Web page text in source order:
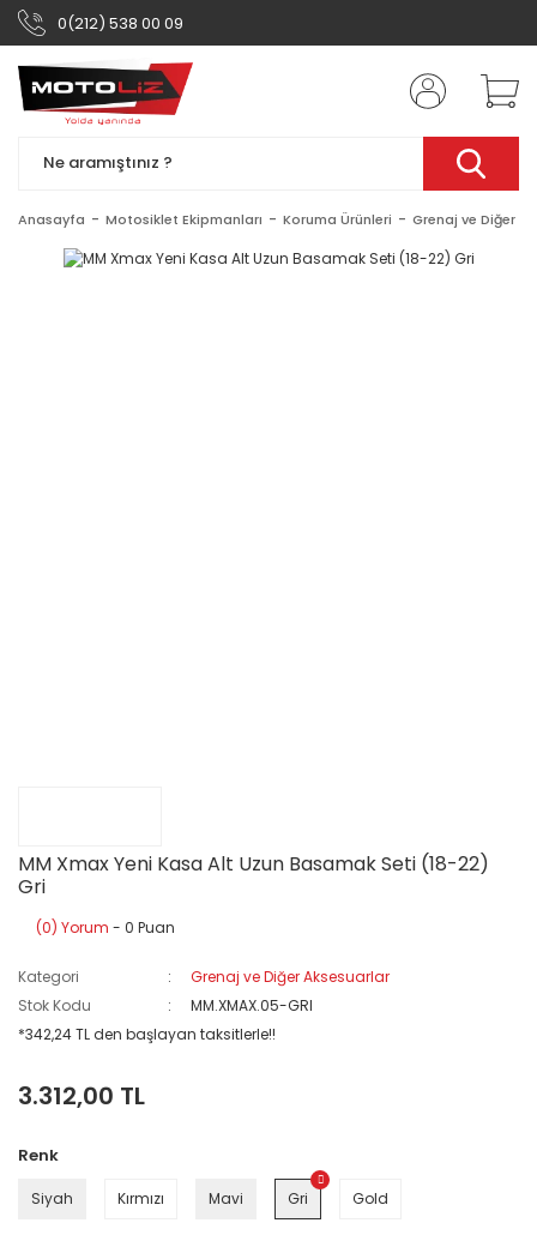
0(212) 538 00 09
Anasayfa Motosiklet Ekipmanları Koruma Ürünleri Grenaj ve Diğer
MM Xmax Yeni Kasa Alt Uzun Basamak Seti (18-22)
Gri
(0) Yorum - 0 Puan
Kategori
Grenaj ve Diğer Aksesuarlar
Stok Kodu
MM.XMAX.05-GRI
*342,24 TL den başlayan taksitlerle!!
3.312,00 TL
Renk
Siyah Kırmızı Mavi Gri Gold